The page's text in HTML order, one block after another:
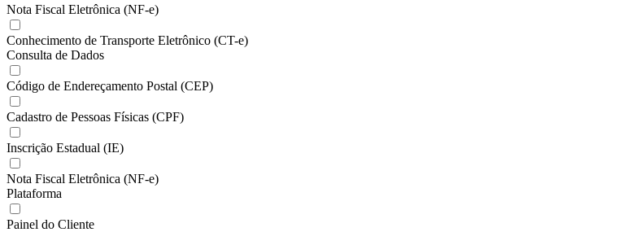
Nota Fiscal Eletrônica (NF-e)
Conhecimento de Transporte Eletrônico (CT-e)
Consulta de Dados
Código de Endereçamento Postal (CEP)
Cadastro de Pessoas Físicas (CPF)
Inscrição Estadual (IE)
Nota Fiscal Eletrônica (NF-e)
Plataforma
Painel do Cliente